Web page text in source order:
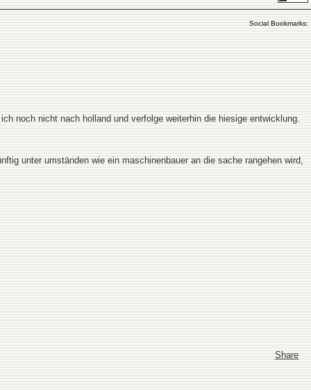
Social Bookmarks:
noch nicht nach holland und verfolge weiterhin die hiesige entwicklung.
unter umständen wie ein maschinenbauer an die sache rangehen wird,
Share